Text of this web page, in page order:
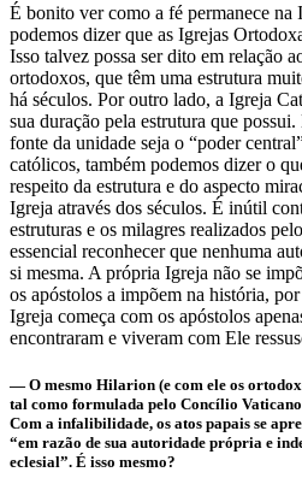
É bonito ver como a fé permanece
podemos dizer que as Igrejas
Isso talvez possa ser dito em relação
ortodoxos, que têm uma estrutura
há séculos. Por outro lado, a Igreja
sua duração pela estrutura que
fonte da unidade seja o “poder
católicos, também podemos dizer o
respeito da estrutura e do aspecto
Igreja através dos séculos. É inútil
estruturas e os milagres realizados
essencial reconhecer que nenhuma
si mesma. A própria Igreja não se
os apóstolos a impõem na história,
Igreja começa com os apóstolos
encontraram e viveram com Ele
— O mesmo Hilarion (e com ele os
tal como formulada pelo Concílio
Com a infalibilidade, os atos papais se
“em razão de sua autoridade própria e
eclesial”. É isso mesmo?